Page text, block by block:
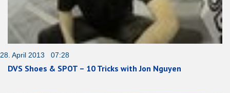
28. April 2013 07:28
DVS Shoes & SPOT – 10 Tricks with Jon Nguyen